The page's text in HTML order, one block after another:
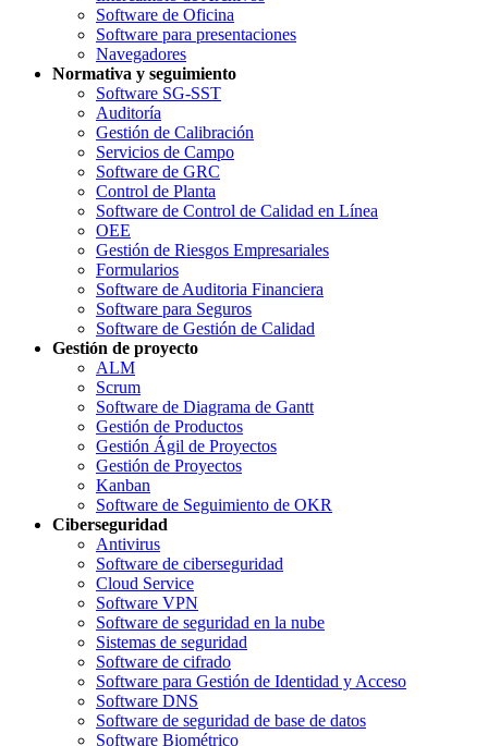
Software de Oficina
Software para presentaciones
Navegadores
Normativa y seguimiento
Software SG-SST
Auditoría
Gestión de Calibración
Servicios de Campo
Software de GRC
Control de Planta
Software de Control de Calidad en Línea
OEE
Gestión de Riesgos Empresariales
Formularios
Software de Auditoria Financiera
Software para Seguros
Software de Gestión de Calidad
Gestión de proyecto
ALM
Scrum
Software de Diagrama de Gantt
Gestión de Productos
Gestión Ágil de Proyectos
Gestión de Proyectos
Kanban
Software de Seguimiento de OKR
Ciberseguridad
Antivirus
Software de ciberseguridad
Cloud Service
Software VPN
Software de seguridad en la nube
Sistemas de seguridad
Software de cifrado
Software para Gestión de Identidad y Acceso
Software DNS
Software de seguridad de base de datos
Software Biométrico